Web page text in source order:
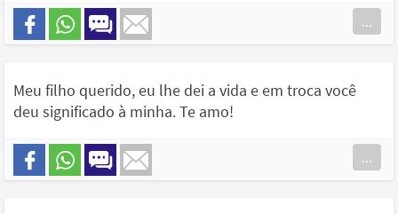
...
Meu filho querido, eu lhe dei a vida e em troca você
deu significado à minha. Te amo!
...